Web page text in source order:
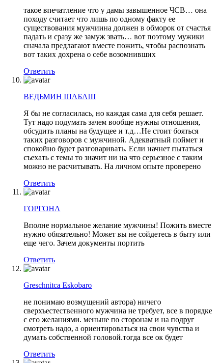
такое впечатление что у дамы завышенное ЧСВ… она
походу считает что лишь по одному факту ее
существования мужчиина должен в обморок от счастья
падать и сразу же замуж звать… вот поэтому мужики
сначала предлагают вместе пожить, чтобы распознать
вот таких дохрена о себе возомнивших
Ответить
ВЕДЬМИН ШАБАШ
Я бы не согласилась, но каждая сама для себя решает.
Тут надо подумать зачем вообще нужны отношения,
обсудить планы на будущее и т.д…Не стоит бояться
таких разговоров с мужчиной. Адекватный поймет и
спокойно будет разговаривать. Если начнет пытаться
съехать с темы то значит ни на что серьезное с таким
можно не расчитывать. На личном опыте проверено
Ответить
ГОРГОНА
Вполне нормальное желание мужчины! Пожить вместе
нужно обязательно! Может вы не сойдетесь в быту или
еще чего. Зачем документы портить
Ответить
Greschnitca Eskobaro
не понимаю возмущений автора) ничего
сверхъестественного мужчина не требует, все в порядке
с его желаниями. меньше по сторонам и на подруг
смотреть надо, а ориентироваться на свои чувства и
думать собственной головой.тогда все ок будет
Ответить